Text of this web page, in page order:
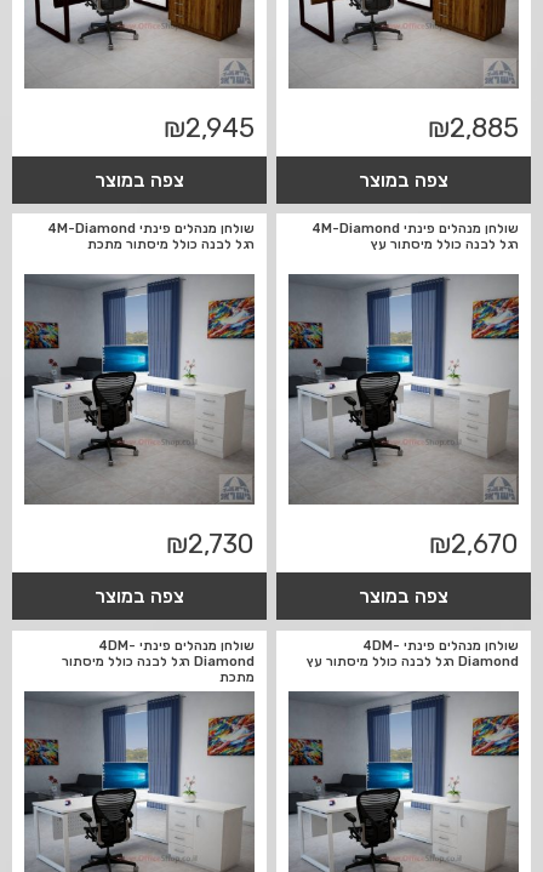
₪2,885
צפה במוצר
₪2,945
צפה במוצר
שולחן מנהלים פינתי 4M-Diamond
רגל לבנה כולל מיסתור עץ
₪2,670
צפה במוצר
שולחן מנהלים פינתי 4M-Diamond
רגל לבנה כולל מיסתור מתכת
₪2,730
צפה במוצר
שולחן מנהלים פינתי 4DM-
Diamond רגל לבנה כולל מיסתור עץ
שולחן מנהלים פינתי 4DM-
Diamond רגל לבנה כולל מיסתור
מתכת